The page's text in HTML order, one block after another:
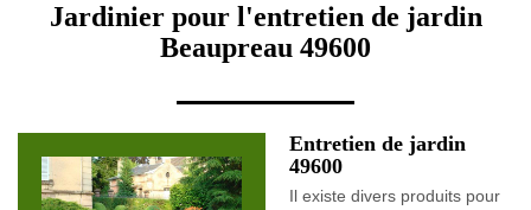
Jardinier pour l'entretien de jardin
Beaupreau 49600
Entretien de jardin
49600
Il existe divers produits pour